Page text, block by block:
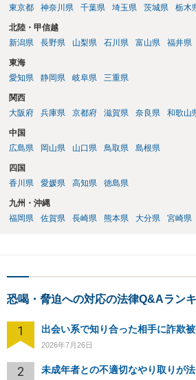
東京都
神奈川県 千葉県 埼玉県 茨城県 栃木
北陸・甲信越
新潟県
長野県 山梨県 石川県 富山県 福井県
東海
愛知県
静岡県 岐阜県 三重県
関西
大阪府
兵庫県 京都府 滋賀県 奈良県 和歌山
中国
広島県
岡山県 山口県 鳥取県 島根県
四国
香川県
愛媛県 高知県 徳島県
九州・沖縄
福岡県
佐賀県 長崎県 熊本県 大分県 宮崎県
恐喝・脅迫への対応の法律Q&Aラン
1
2026年7月26日
2 未成年者との不適切なやり取りが